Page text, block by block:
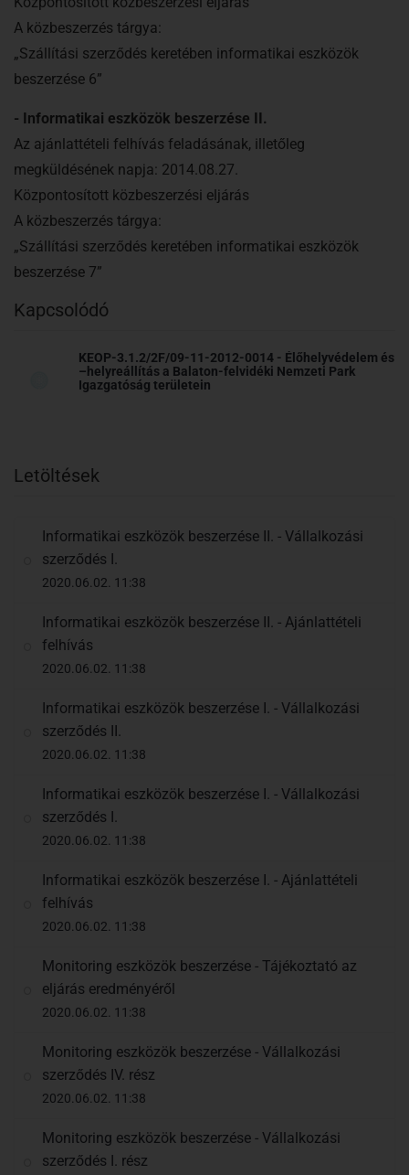
A közbeszerzés tárgya:
„Szállítási szerződés keretében informatikai eszközök
beszerzése 6”
- Informatikai eszközök beszerzése II.
Az ajánlattételi felhívás feladásának, illetőleg
megküldésének napja: 2014.08.27.
Központosított közbeszerzési eljárás
A közbeszerzés tárgya:
„Szállítási szerződés keretében informatikai eszközök
beszerzése 7”
Kapcsolódó
KEOP-3.1.2/2F/09-11-2012-0014 - Élőhelyvédelem és
–helyreállítás a Balaton-felvidéki Nemzeti Park
Igazgatóság területein
Letöltések
Informatikai eszközök beszerzése II. - Vállalkozási
szerződés I.
2020.06.02. 11:38
Informatikai eszközök beszerzése II. - Ajánlattételi
felhívás
2020.06.02. 11:38
Informatikai eszközök beszerzése I. - Vállalkozási
szerződés II.
2020.06.02. 11:38
Informatikai eszközök beszerzése I. - Vállalkozási
szerződés I.
2020.06.02. 11:38
Informatikai eszközök beszerzése I. - Ajánlattételi
felhívás
2020.06.02. 11:38
Monitoring eszközök beszerzése - Tájékoztató az
eljárás eredményéről
2020.06.02. 11:38
Monitoring eszközök beszerzése - Vállalkozási
szerződés IV. rész
2020.06.02. 11:38
Monitoring eszközök beszerzése - Vállalkozási
szerződés I. rész